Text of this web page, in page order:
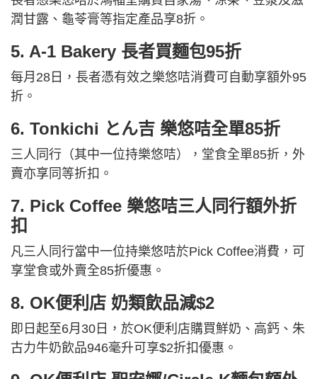
潤甘露、龜苓膏等指定產品享8折。
5. A-1 Bakery 長者買麵包95折
每月28日，長者憑有效之樂悠咭消費可自動享額外95
折。
6. Tonkichi とん吉 樂悠咭全單85折
三人同行（其中一位持樂悠咭），堂食全單85折，外
賣亦享同等折扣。
7. Pick Coffee 樂悠咭三人同行額外折
扣
凡三人同行當中一位持樂悠咭於Pick Coffee消費，可
享堂食或外賣全85折優惠。
8. OK便利店 奶類飲品減$2
即日起至6月30日，於OK便利店購買鮮奶、高鈣、朱
古力牛奶飲品946毫升可享$2折扣優惠。